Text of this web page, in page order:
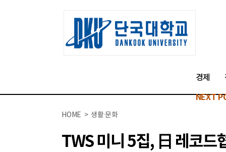
경제
NEXT
HOME > 생활·문화
TWS 미니 5집, 日 레코드